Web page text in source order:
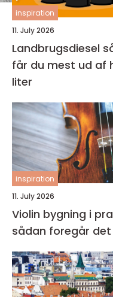
inspiration
11. July 2026
Landbrugsdiesel sådan
får du mest ud af
liter
inspiration
11. July 2026
Violin bygning i
sådan foregår det